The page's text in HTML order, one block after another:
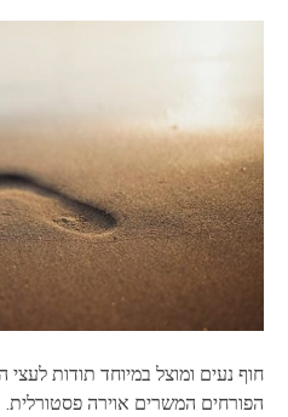
חוף נעים ומוצל במיוחד תודות לעצי
הפורחים המשרים אוירה פסטורלית.